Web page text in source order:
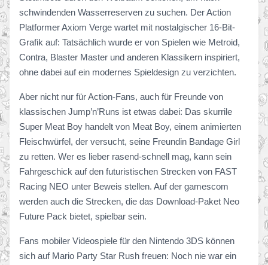
schwindenden Wasserreserven zu suchen. Der Action
Platformer Axiom Verge wartet mit nostalgischer 16-Bit-
Grafik auf: Tatsächlich wurde er von Spielen wie Metroid,
Contra, Blaster Master und anderen Klassikern inspiriert,
ohne dabei auf ein modernes Spieldesign zu verzichten.
Aber nicht nur für Action-Fans, auch für Freunde von
klassischen Jump’n’Runs ist etwas dabei: Das skurrile
Super Meat Boy handelt von Meat Boy, einem animierten
Fleischwürfel, der versucht, seine Freundin Bandage Girl
zu retten. Wer es lieber rasend-schnell mag, kann sein
Fahrgeschick auf den futuristischen Strecken von FAST
Racing NEO unter Beweis stellen. Auf der gamescom
werden auch die Strecken, die das Download-Paket Neo
Future Pack bietet, spielbar sein.
Fans mobiler Videospiele für den Nintendo 3DS können
sich auf Mario Party Star Rush freuen: Noch nie war ein